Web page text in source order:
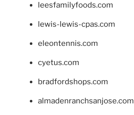
leesfamilyfoods.com
lewis-lewis-cpas.com
eleontennis.com
cyetus.com
bradfordshops.com
almadenranchsanjose.com